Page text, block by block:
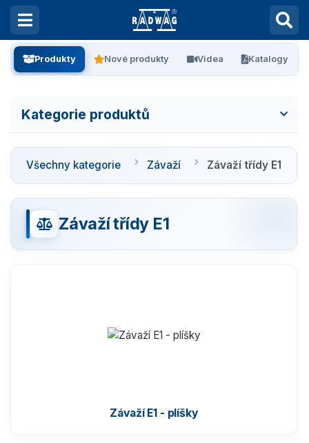
Produkty Nové produkty Videa Katalogy
Kategorie produktů
Všechny kategorie
Laboratorní váhy
Vážení filtrů
Vážení stentů
Komparátory hmotnosti
Všechny kategorie Závaží Závaží třídy E1
Závaží třídy E1
Závaží E1 - plíšky